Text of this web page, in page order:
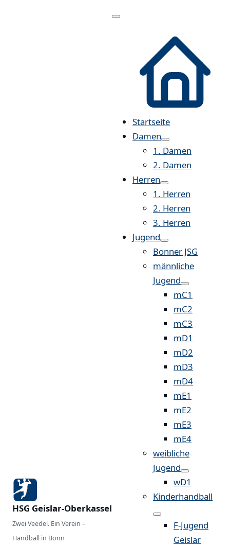
HSG Geislar-Oberkassel
Zwei Veedel. Ein Verein –
Handball in Bonn
Menü
Startseite
Damen
1. Damen
2. Damen
Herren
1. Herren
2. Herren
3. Herren
Jugend
Bonner JSG
männliche
Jugend
mC1
mC2
mC3
mD1
mD2
mD3
mD4
mE1
mE2
mE3
mE4
weibliche
Jugend
wD1
Kinderhandball
F-Jugend
Geislar